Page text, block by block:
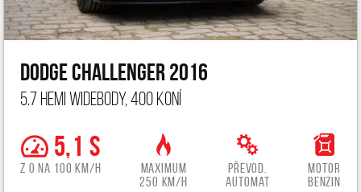
Dodge Challenger 2016
5.7 Hemi widebody, 400 koní
5,1 s
z 0 na 100 km/h
Maximum
250 km/h
Převod.
automat
Motor
benzin